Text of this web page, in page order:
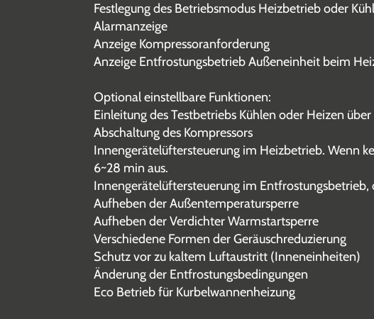
Festlegung des Betriebsmodus Heizbetrieb oder
Alarmanzeige
Anzeige Kompressoranforderung
Anzeige Entfrostungsbetrieb Außeneinheit beim
Optional einstellbare Funktionen:
Einleitung des Testbetriebs Kühlen oder Heizen
Abschaltung des Kompressors
Innengerätelüftersteuerung im Heizbetrieb. Wenn
6~28 min aus.
Innengerätelüftersteuerung im
Aufheben der Außentemperatursperre
Aufheben der Verdichter Warmstartsperre
Verschiedene Formen der Geräuschreduzierung
Schutz vor zu kaltem Luftaustritt (Inneneinheiten)
Änderung der Entfrostungsbedingungen
Eco Betrieb für Kurbelwannenheizung